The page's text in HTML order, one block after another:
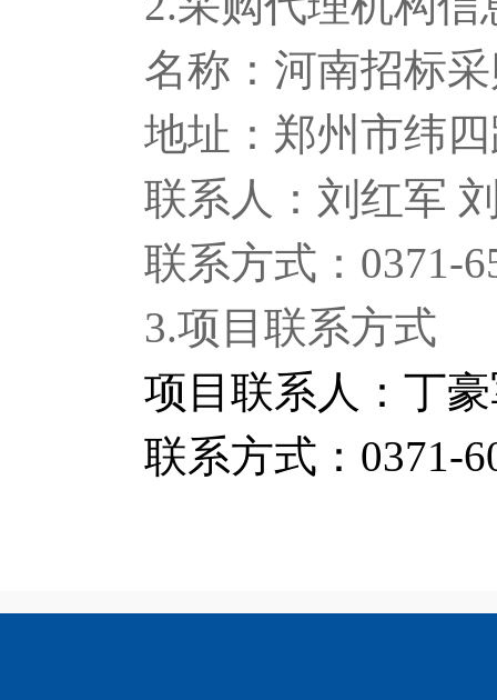
名称：河南招标
地址：郑州市纬
联系人：刘红军
联系方式：0371-
3.项目联系方式
项目联系人： 丁
联系方式： 0371-